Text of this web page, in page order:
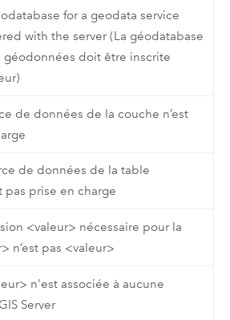
for a geodata service
with the server (La géodatabase
géodonnées doit être inscrite
de données de la couche n’est
de données de la table
pas prise en charge
<valeur> nécessaire pour la
n’est pas <valeur>
n'est associée à aucune
Server